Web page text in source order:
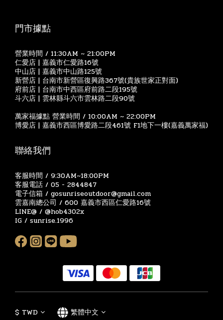
門市據點
營業時間 / 11:30AM ~ 21:00PM
仁愛店 | 嘉義市仁愛路16號
中山店 | 嘉義市中山路125號
新營店 | 台南市新營區復興路367號(貴族世家正對面)
府前店 | 台南市中西區府前路二段195號
斗六店 | 雲林縣斗六市雲林路二段90號
萬家福據點 營業時間 / 10:00AM ~ 22:00PM
博愛店 | 嘉義市西區博愛路二段461號 F1地下一樓(嘉義萬家福)
聯絡我們
客服時間 / 9:30AM~18:00PM
客服電話 / 05 - 2844847
電子信箱 / gosunriseoutdoor@gmail.com
雲嘉南總公司 / 600 嘉義市西區仁愛路16號
LINE@ / @hob4302x
IG / sunrise.1996
$ TWD 繁體中文